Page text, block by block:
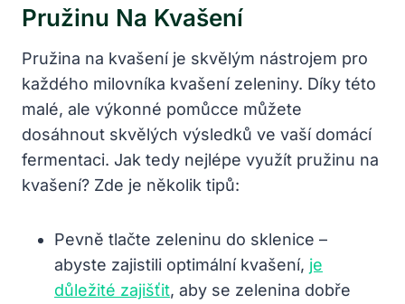
Pružinu Na Kvašení
Pružina na kvašení je skvělým nástrojem pro
každého milovníka kvašení zeleniny. Díky této
malé, ale výkonné pomůcce⁣ můžete⁢
dosáhnout skvělých výsledků ve vaší domácí
fermentaci. Jak tedy nejlépe využít pružinu na
kvašení? ⁤Zde je několik tipů:
Pevně tlačte zeleninu do sklenice –
abyste zajistili optimální kvašení, je
důležité zajišťit, aby se zelenina dobře